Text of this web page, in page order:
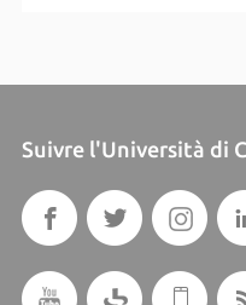
Suivre l'Università di